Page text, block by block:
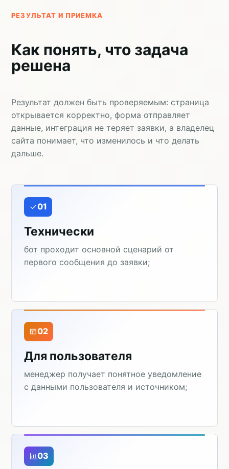
РЕЗУЛЬТАТ И ПРИЕМКА
Как понять, что задача
решена
Результат должен быть проверяемым: страница
открывается корректно, форма отправляет
данные, интеграция не теряет заявки, а владелец
сайта понимает, что изменилось и что делать
дальше.
01
Технически
бот проходит основной сценарий от
первого сообщения до заявки;
02
Для пользователя
менеджер получает понятное уведомление
с данными пользователя и источником;
03